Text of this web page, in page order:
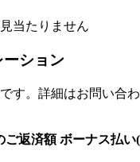
当たりません
ーション
す。詳細はお問い合わ
ご返済額 ボーナス払い